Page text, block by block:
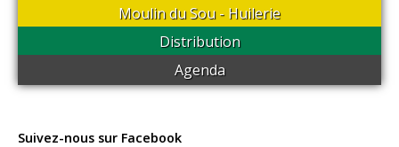
Moulin du Sou - Huilerie
Distribution
Agenda
Suivez-nous sur Facebook